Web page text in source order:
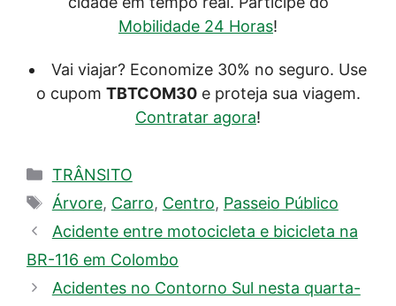
Mobilidade 24 Horas!
Vai viajar? Economize 30% no seguro. Use
o cupom TBTCOM30e proteja sua viagem.
Contratar agora!
Categorias
TRÂNSITO
Tags
Árvore, Carro, Centro, Passeio Público
Acidente entre motocicleta e bicicleta na
BR-116 em Colombo
Acidentes no Contorno Sul nesta quarta-